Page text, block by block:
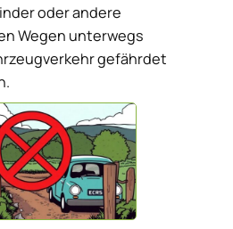
oder andere
Wegen unterwegs
gefährdet